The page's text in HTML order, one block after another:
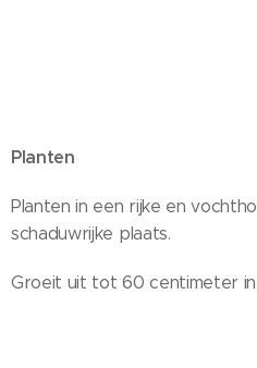
Planten
Planten in een rijke en
schaduwrijke plaats.
Groeit uit tot 60 centimeter